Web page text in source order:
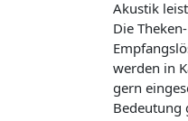
Akustik
Die
werden in
gern
Bedeutung